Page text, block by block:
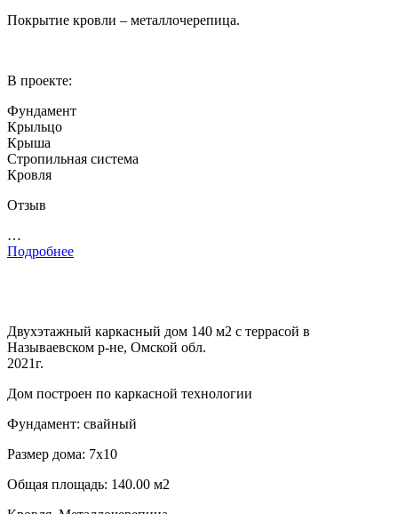
Покрытие кровли – металлочерепица.
В проекте:
Фундамент
Крыльцо
Крыша
Стропильная система
Кровля
Отзыв
…
Подробнее
Двухэтажный каркасный дом 140 м2 с террасой в
Называевском р-не, Омской обл.
2021г.
Дом построен по каркасной технологии
Фундамент: свайный
Размер дома: 7х10
Общая площадь: 140.00 м2